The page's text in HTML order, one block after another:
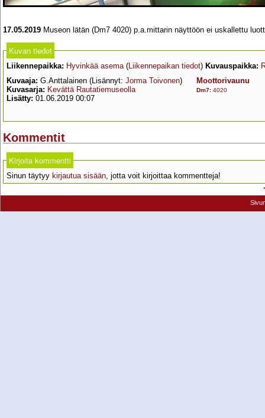
17.05.2019 Museon lätän (Dm7 4020) p.a.mittarin näyttöön ei uskallettu
Kuvan tiedot
Liikennepaikka: Hyvinkää asema(Liikennepaikan tiedot) Kuvauspaikka:
Kuvaaja: G.Anttalainen (Lisännyt: Jorma Toivonen)
Kuvasarja: Kevättä Rautatiemuseolla
Lisätty: 01.06.2019 00:07
Moottorivaunu
Dm7: 4020
Kommentit
Kirjoita kommentti
Sinun täytyy kirjautua sisään, jotta voit kirjoittaa kommentteja!